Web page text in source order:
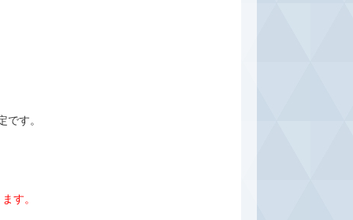
す。
す。